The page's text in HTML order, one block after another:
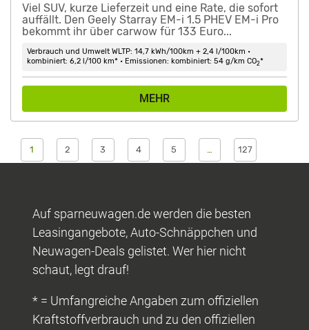
Viel SUV, kurze Lieferzeit und eine Rate, die sofort
auffällt. Den Geely Starray EM-i 1.5 PHEV EM-i Pro
bekommt ihr über carwow für 133 Euro...
Verbrauch und Umwelt WLTP: 14,7 kWh/100km + 2,4 l/100km •
kombiniert: 6,2 l/100 km* • Emissionen: kombiniert: 54 g/km CO2*
MEHR
1 2 3 4 5 … 127
Auf sparneuwagen.de werden die besten
Leasingangebote, Auto-Schnäppchen und
Neuwagen-Deals gelistet. Wer hier nicht
schaut, legt drauf!
* = Umfangreiche Angaben zum offiziellen
Kraftstoffverbrauch und zu den offiziellen